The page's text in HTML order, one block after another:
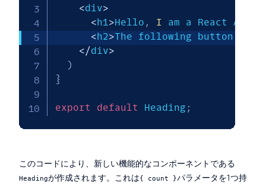
<div>
<h1>Hello , I am a React App
<h2>The following button has
</div>
)
}
export default Heading ;
このコードにより、新しい機能的なコンポーネントである
Headingが作成されます。これは{ count }パラメータを1つ持